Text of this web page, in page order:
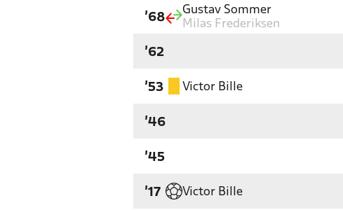
'68
Gustav Sommer
Milas Frederiksen
'62
'53 Victor Bille
'46
'45
'17 Victor Bille